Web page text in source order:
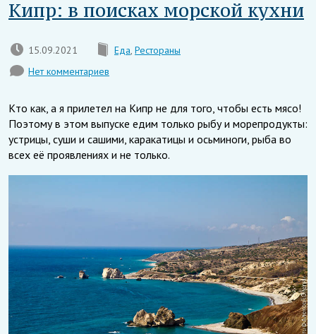
Кипр: в поисках морской кухни
15.09.2021 Еда, Рестораны
Нет комментариев
Кто как, а я прилетел на Кипр не для того, чтобы есть мясо!
Поэтому в этом выпуске едим только рыбу и морепродукты:
устрицы, суши и сашими, каракатицы и осьминоги, рыба во
всех её проявлениях и не только.